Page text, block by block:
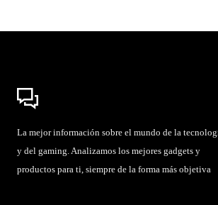
La mejor información sobre el mundo de la
y del gaming. Analizamos los mejores gadgets y
productos para ti, siempre de la forma más objetiva